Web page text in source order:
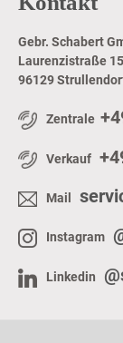
Gebr. Schabert
Laurenzistraße
96129
Zentrale
Verkauf
Mail
Instagram
Linkedin